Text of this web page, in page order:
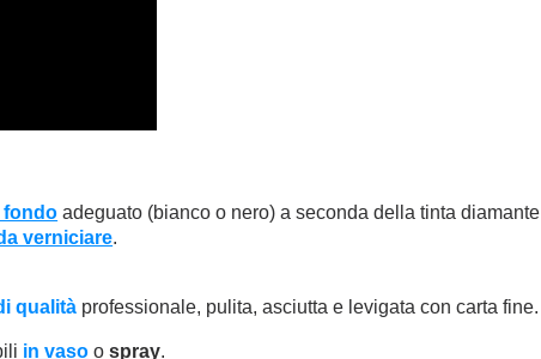
fondo adeguato (bianco o nero)a seconda della tinta diamante
verniciare.
qualità professionale, pulita, asciutta e levigata con carta fine.
in vaso ospray.